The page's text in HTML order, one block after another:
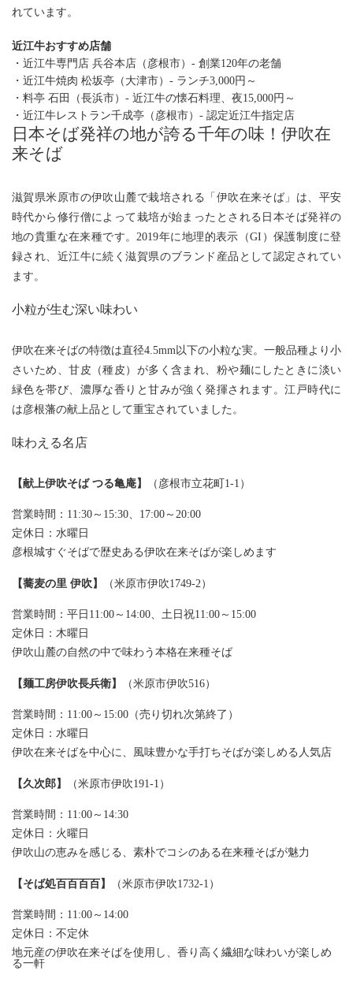
れています。
近江牛おすすめ店舗
・近江牛専門店 兵谷本店（彦根市）- 創業120年の老舗
・近江牛焼肉 松坂亭（大津市）- ランチ3,000円～
・料亭 石田（長浜市）- 近江牛の懐石料理、 夜15,000円～
・近江牛レストラン千成亭（彦根市）- 認定近江牛指定店
日本そば発祥の地が誇る千年の味！伊吹在
来そば
滋賀県米原市の伊吹山麓で栽培される「伊吹在来そば」は、平安
時代から修行僧によって栽培が始まったとされる日本そば発祥の
地の貴重な在来種です。2019年に地理的表示（GI）保護制度に登
録され、近江牛に続く滋賀県のブランド産品として認定されてい
ます。
小粒が生む深い味わい
伊吹在来そばの特徴は直径4.5mm以下の小粒な実。一般品種より小
さいため、甘皮（種皮）が多く含まれ、粉や麺にしたときに淡い
緑色を帯び、濃厚な香りと甘みが強く発揮されます。江戸時代に
は彦根藩の献上品として重宝されていました。
味わえる名店
【献上伊吹そば つる亀庵】 （彦根市立花町1-1）
営業時間：11:30～15:30、17:00～20:00
定休日：水曜日
彦根城すぐそばで歴史ある伊吹在来そばが楽しめます
【蕎麦の里 伊吹】 （米原市伊吹1749-2）
営業時間：平日11:00～14:00、土日祝11:00～15:00
定休日：木曜日
伊吹山麓の自然の中で味わう本格在来種そば
【麺工房伊吹長兵衛】 （米原市伊吹516）
営業時間：11:00～15:00（売り切れ次第終了）
定休日：水曜日
伊吹在来そばを中心に、風味豊かな手打ちそばが楽しめる人気店
【久次郎】 （米原市伊吹191-1）
営業時間：11:00～14:30
定休日：火曜日
伊吹山の恵みを感じる、素朴でコシのある在来種そばが魅力
【そば処百百百百】 （米原市伊吹1732-1）
営業時間：11:00～14:00
定休日：不定休
地元産の伊吹在来そばを使用し、香り高く繊細な味わいが楽しめ
る一軒